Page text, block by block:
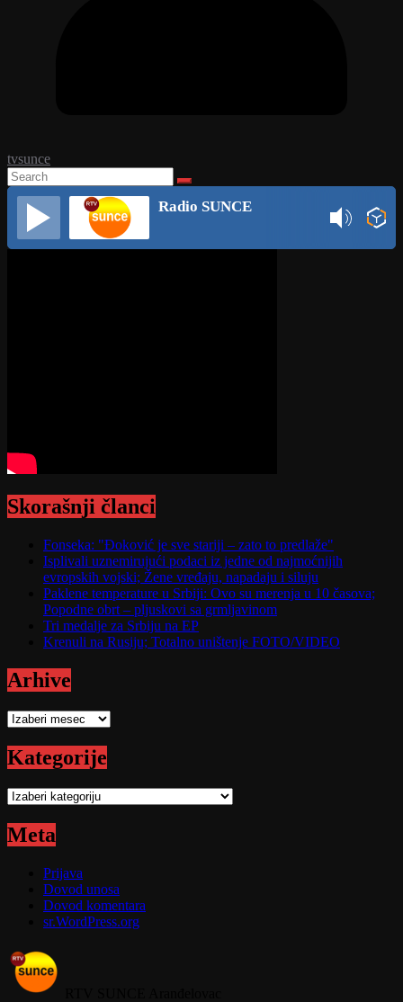
tvsunce
Radio SUNCE
Skorašnji članci
Fonseka: "Đoković je sve stariji – zato to predlaže"
Isplivali uznemirujući podaci iz jedne od najmoćnijih
evropskih vojski; Žene vređaju, napadaju i siluju
Paklene temperature u Srbiji: Ovo su merenja u 10 časova;
Popodne obrt – pljuskovi sa grmljavinom
Tri medalje za Srbiju na EP
Krenuli na Rusiju; Totalno uništenje FOTO/VIDEO
Arhive
Arhive
Kategorije
Kategorije
Meta
Prijava
Dovod unosa
Dovod komentara
sr.WordPress.org